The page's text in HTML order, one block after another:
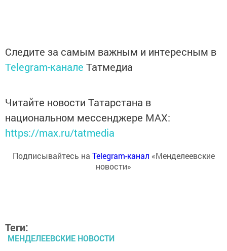
Следите за самым важным и интересным в
Telegram-канале Татмедиа
Читайте новости Татарстана в
национальном мессенджере MАХ:
https://max.ru/tatmedia
Подписывайтесь на Telegram-канал «Менделеевские
новости»
Теги:
МЕНДЕЛЕЕВСКИЕ НОВОСТИ